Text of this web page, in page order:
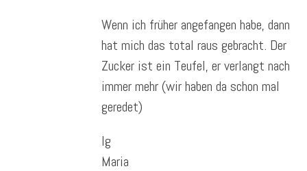
Wenn ich früher angefangen habe, dann
hat mich das total raus gebracht. Der
Zucker ist ein Teufel, er verlangt nach
immer mehr (wir haben da schon mal
geredet)
lg
Maria